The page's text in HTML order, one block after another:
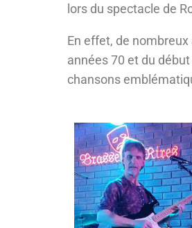
lors du spectacle de
En effet, de
années 70 et du
chansons